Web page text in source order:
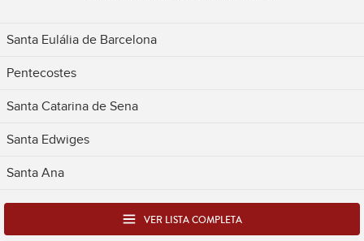
Santa Eulália de Barcelona
Pentecostes
Santa Catarina de Sena
Santa Edwiges
Santa Ana
VER LISTA COMPLETA